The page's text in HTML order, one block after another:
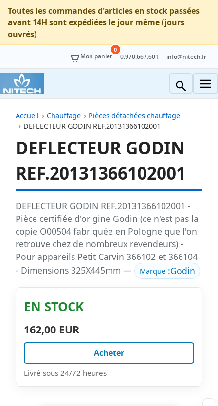
Toutes les commandes d'articles en stock passées
avant 14H sont expédiées le jour même (jours
ouvrés)
Mon panier
0
0.970.667.601 info@nitech.fr
Accueil Chauffage
Pièces détachées chauffage
DEFLECTEUR GODIN REF.20131366102001
DEFLECTEUR GODIN
REF.20131366102001
DEFLECTEUR GODIN REF.20131366102001 -
Pièce certifiée d'origine Godin (ce n'est pas la
copie O00504 fabriquée en Pologne que l'on
retrouve chez de nombreux revendeurs) -
Pour appareils Petit Carvin 366102 et 366104
- Dimensions 325X445mm —
Marque:Godin
EN STOCK
162,00 EUR
Acheter
Livré sous 24/72 heures